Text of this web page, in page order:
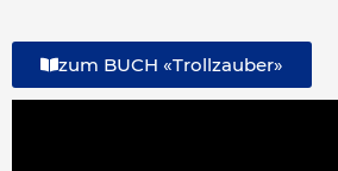
zum BUCH «Trollzauber»